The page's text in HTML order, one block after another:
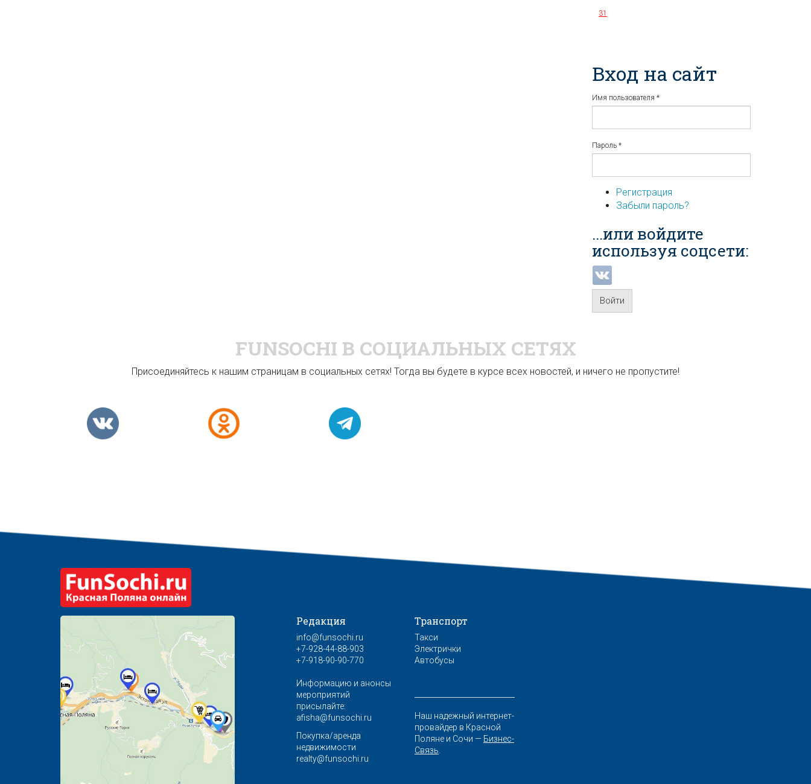
31
Вход на сайт
Имя пользователя *
Пароль *
Регистрация
Забыли пароль?
...или войдите
используя соцсети:
Войти
FUNSOCHI В СОЦИАЛЬНЫХ СЕТЯХ
Присоединяйтесь к нашим страницам в социальных сетях! Тогда вы будете в курсе всех новостей, и ничего не пропустите!
Редакция
info@funsochi.ru
+7-928-44-88-903
+7-918-90-90-770
Информацию и анонсы
мероприятий
присылайте:
afisha@funsochi.ru
Покупка/аренда
недвижимости
realty@funsochi.ru
Транспорт
Такси
Электрички
Автобусы
Наш надежный интернет-
провайдер в Красной
Поляне и Сочи — Бизнес-
Связь